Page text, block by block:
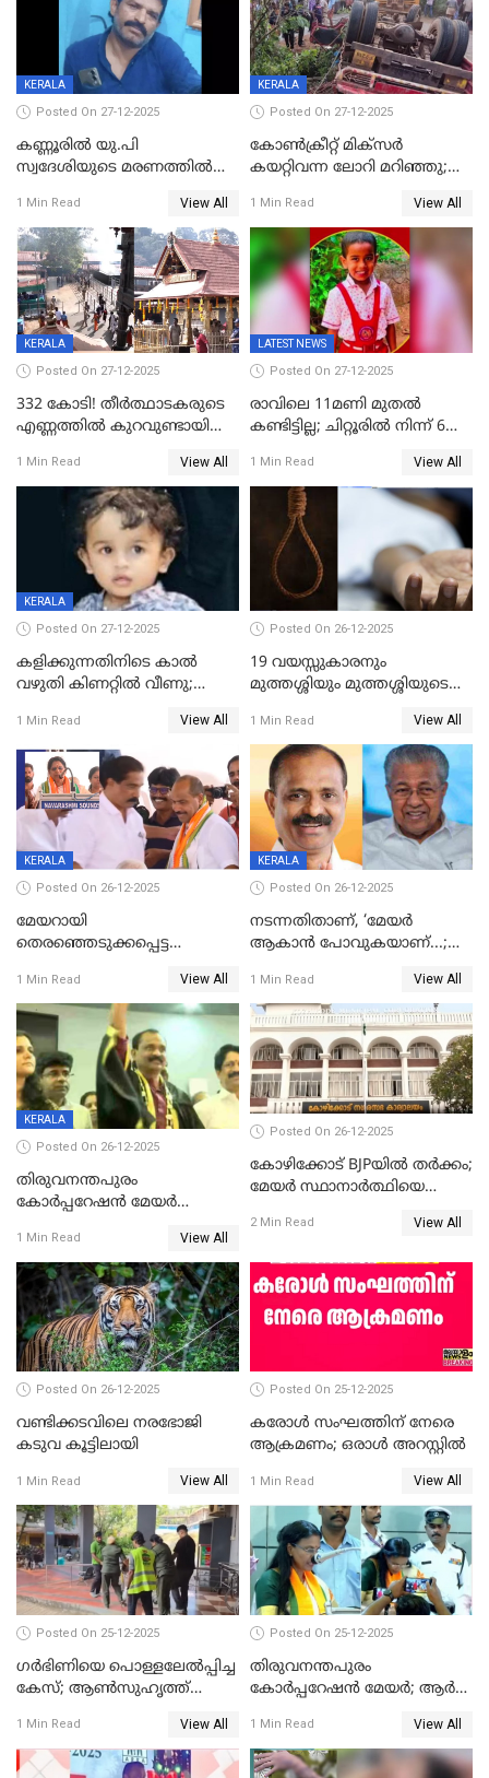
KERALA
Posted On 27-12-2025
കണ്ണൂരിൽ യു.പി
സ്വദേശിയുടെ മരണത്തിൽ
കേസ്; തർക്കമുണ്ടായത്
ഫേഷ്യലിന് 300 രൂപ
ആവശ്യപ്പെട്ടതിനെച്ചൊല്ലി
1 Min Read View All
KERALA
Posted On 27-12-2025
കോണ്‍ക്രീറ്റ് മിക്‌സര്‍
കയറ്റിവന്ന ലോറി മറിഞ്ഞു;
അപകടം കണ്ണൂരിൽ
1 Min Read View All
KERALA
Posted On 27-12-2025
332 കോടി! തീർത്ഥാടകരുടെ
എണ്ണത്തിൽ കുറവുണ്ടായിട്ടും
കുതിച്ചുയരുന്നു
1 Min Read View All
LATEST NEWS
Posted On 27-12-2025
രാവിലെ 11മണി മുതൽ
കണ്ടിട്ടില്ല; ചിറ്റൂരിൽ നിന്ന് 6
1 Min Read View All
KERALA
Posted On 27-12-2025
കളിക്കുന്നതിനിടെ കാൽ
വഴുതി കിണറ്റിൽ വീണു;
ദാരുണാന്ത്യം
1 Min Read View All
Posted On 26-12-2025
19 വയസ്സുകാരനും
മുത്തശ്ശിയും മുത്തശ്ശിയുടെ
മരിച്ചനിലയിൽ
1 Min Read View All
KERALA
Posted On 26-12-2025
മേയറായി
തെരഞ്ഞെടുക്കപ്പെട്ട
ആദ്യ വോട്ട് അസാധു; കണ്ണൂർ
ഡെപ്യൂട്ടി മേയർ സ്ഥാനത്ത്
താഹിറിന് വിജയം
1 Min Read View All
KERALA
Posted On 26-12-2025
നടന്നതിതാണ്, ‘മേയർ
ആകാൻ പോവുകയാണ്...;
മുഖ്യമന്ത്രിയുടെ ഓഫീസ്
തന്നെ വിശദീകരിയ്ക്കുന്നു;
സത്യമിതാണ്
1 Min Read View All
KERALA
Posted On 26-12-2025
തിരുവനന്തപുരം
കോര്‍പ്പറേഷന്‍ മേയര്‍
ഹൈക്കോടതിയിലേക്ക്;
സത്യപ്രതിജ്ഞ ചടങ്ങില്‍
ചട്ടലംഘനമെന്ന് പാർട്ടി
1 Min Read View All
Posted On 26-12-2025
കോഴിക്കോട് BJPയിൽ തർക്കം;
മേയർ സ്ഥാനാർത്ഥിയെ
2 Min Read View All
Posted On 26-12-2025
വണ്ടിക്കടവിലെ നരഭോജി
കടുവ കൂട്ടിലായി
1 Min Read View All
Posted On 25-12-2025
കരോള്‍ സംഘത്തിന് നേരെ
ആക്രമണം; ഒരാള്‍ അറസ്റ്റില്‍
1 Min Read View All
Posted On 25-12-2025
ഗര്‍ഭിണിയെ പൊള്ളലേല്‍പ്പിച്ച
കേസ്; ആണ്‍സുഹൃത്ത്
1 Min Read View All
Posted On 25-12-2025
തിരുവനന്തപുരം
കോര്‍പ്പറേഷന്‍ മേയർ; ആര്‍
1 Min Read View All